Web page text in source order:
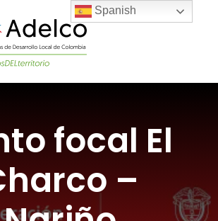
focal El
–
Spanish